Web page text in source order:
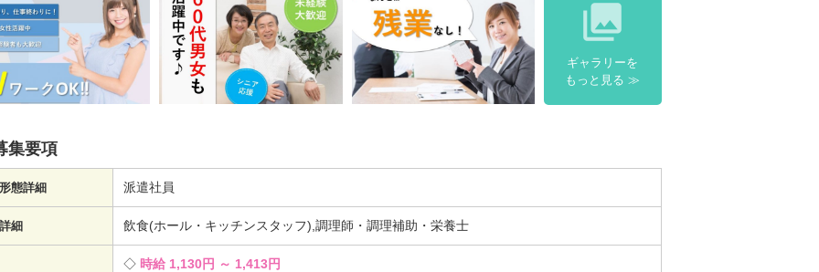

ギャラリーを
もっと見る
集要項
態詳細 派遣社員
細 飲食(ホール・キッチンスタッフ),調理師・調理補助・栄養士
時給 1,130円 ～ 1,413円